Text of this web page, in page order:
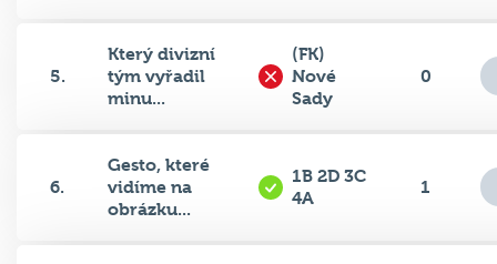
5.
Který divizní
tým vyřadil
minu...
(FK)
Nové
Sady
0
6.
Gesto, které
vidíme na
obrázku...
1B 2D 3C
4A
1